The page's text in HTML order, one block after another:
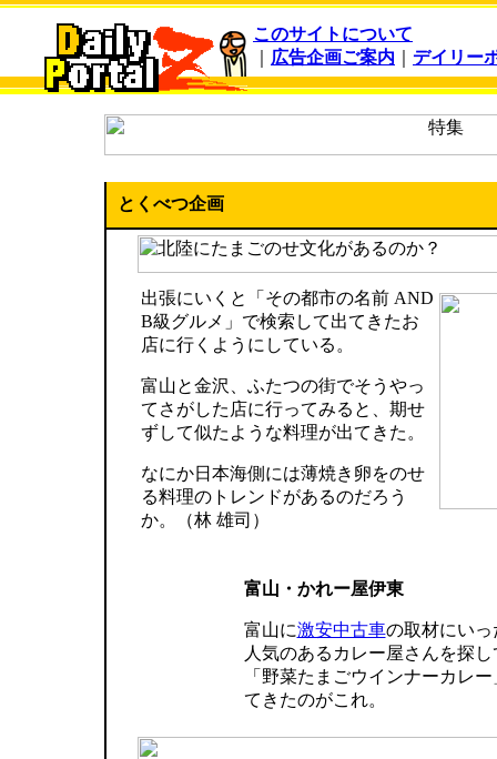
このサイトについて
広告企画ご案内 デイリー
とくべつ企画
出張にいくと「その都市の名前 AND
B級グルメ」で検索して出てきたお
店に行くようにしている。
富山と金沢、ふたつの街でそうやっ
てさがした店に行ってみると、期せ
ずして似たような料理が出てきた。
なにか日本海側には薄焼き卵をのせ
る料理のトレンドがあるのだろう
か。（林 雄司）
富山・かれー屋伊東
富山に激安中古車の取材にい
人気のあるカレー屋さんを探
「野菜たまごウインナーカレ
てきたのがこれ。